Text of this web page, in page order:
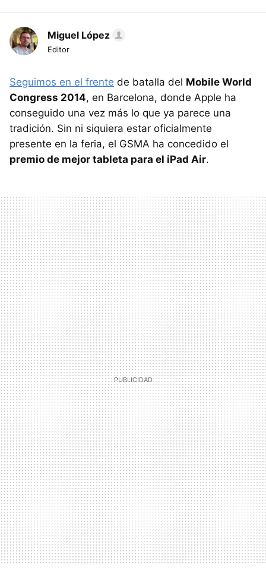
Miguel López
Editor
Seguimos en el frente de batalla del Mobile World
Congress 2014, en Barcelona, donde Apple ha
conseguido una vez más lo que ya parece una
tradición. Sin ni siquiera estar oficialmente
presente en la feria, el GSMA ha concedido el
premio de mejor tableta para el iPad Air.